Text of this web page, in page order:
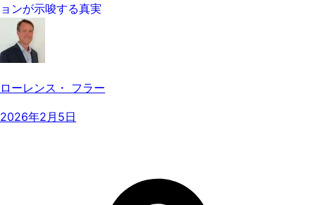
ョンが示唆する真実
ローレンス・ フラー
2026年2月5日